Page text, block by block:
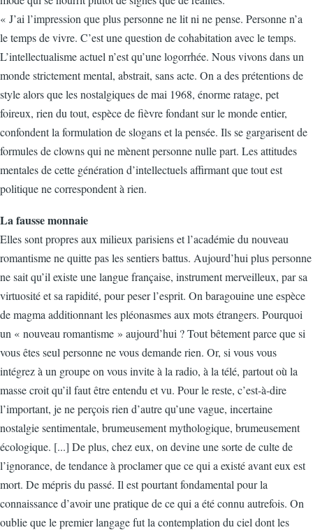
« J’ai l’impression que plus personne ne lit ni ne pense. Personne n’a
le temps de vivre. C’est une question de cohabitation avec le temps.
L’intellectualisme actuel n’est qu’une logorrhée. Nous vivons dans un
monde strictement mental, abstrait, sans acte. On a des prétentions de
style alors que les nostalgiques de mai 1968, énorme ratage, pet
foireux, rien du tout, espèce de fièvre fondant sur le monde entier,
confondent la formulation de slogans et la pensée. Ils se gargarisent de
formules de clowns qui ne mènent personne nulle part. Les attitudes
mentales de cette génération d’intellectuels affirmant que tout est
politique ne correspondent à rien.
La fausse monnaie
Elles sont propres aux milieux parisiens et l’académie du nouveau
romantisme ne quitte pas les sentiers battus. Aujourd’hui plus personne
ne sait qu’il existe une langue française, instrument merveilleux, par sa
virtuosité et sa rapidité, pour peser l’esprit. On baragouine une espèce
de magma additionnant les pléonasmes aux mots étrangers. Pourquoi
un « nouveau romantisme » aujourd’hui ? Tout bêtement parce que si
vous êtes seul personne ne vous demande rien. Or, si vous vous
intégrez à un groupe on vous invite à la radio, à la télé, partout où la
masse croit qu’il faut être entendu et vu. Pour le reste, c’est-à-dire
l’important, je ne perçois rien d’autre qu’une vague, incertaine
nostalgie sentimentale, brumeusement mythologique, brumeusement
écologique. [...] De plus, chez eux, on devine une sorte de culte de
l’ignorance, de tendance à proclamer que ce qui a existé avant eux est
mort. De mépris du passé. Il est pourtant fondamental pour la
connaissance d’avoir une pratique de ce qui a été connu autrefois. On
oublie que le premier langage fut la contemplation du ciel dont les